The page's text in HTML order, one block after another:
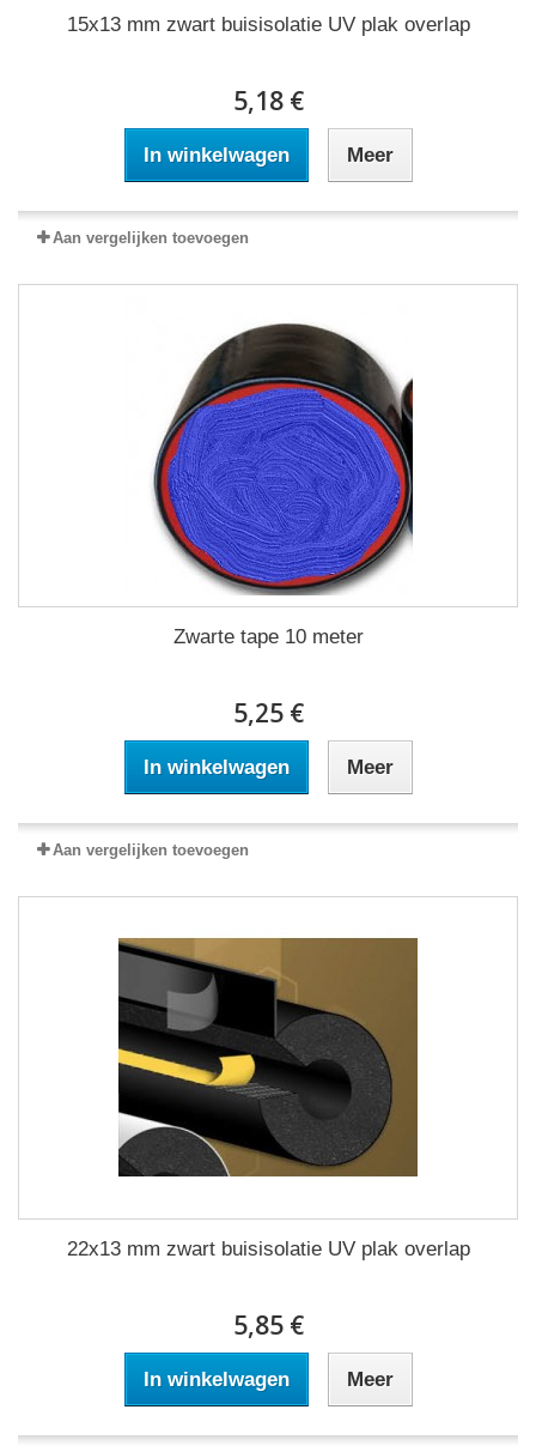
15x13 mm zwart buisisolatie UV plak overlap
5,18 €
In winkelwagen Meer
Aan vergelijken toevoegen
Zwarte tape 10 meter
5,25 €
In winkelwagen Meer
Aan vergelijken toevoegen
22x13 mm zwart buisisolatie UV plak overlap
5,85 €
In winkelwagen Meer